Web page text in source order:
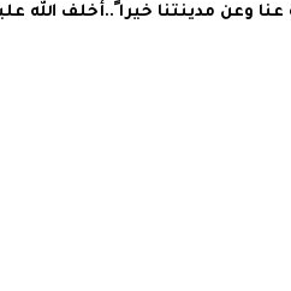
وعن مدينتنا خيرا ً..أخلف الله